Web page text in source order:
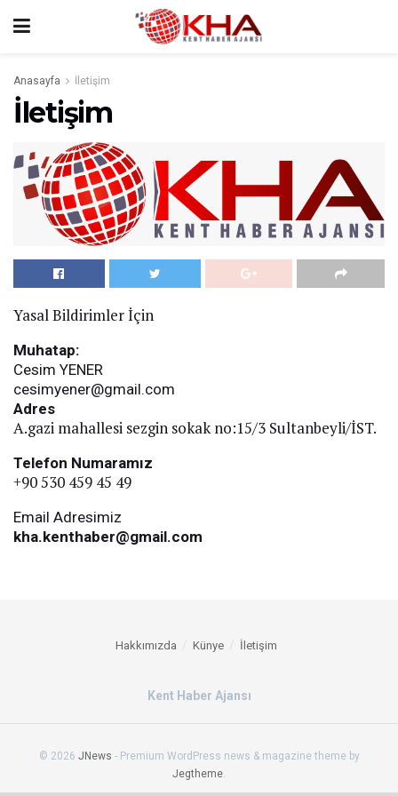
Anasayfa İletişim
İletişim
Yasal Bildirimler İçin
Muhatap:
Cesim YENER
cesimyener@gmail.com
Adres
A.gazi mahallesi sezgin sokak no:15/3 Sultanbeyli/İST.
Telefon Numaramız
+90 530 459 45 49
Email Adresimiz
kha.kenthaber@gmail.com
Hakkımızda Künye İletişim
Kent Haber Ajansı
© 2026 JNews - Premium WordPress news & magazine theme by
Jegtheme.